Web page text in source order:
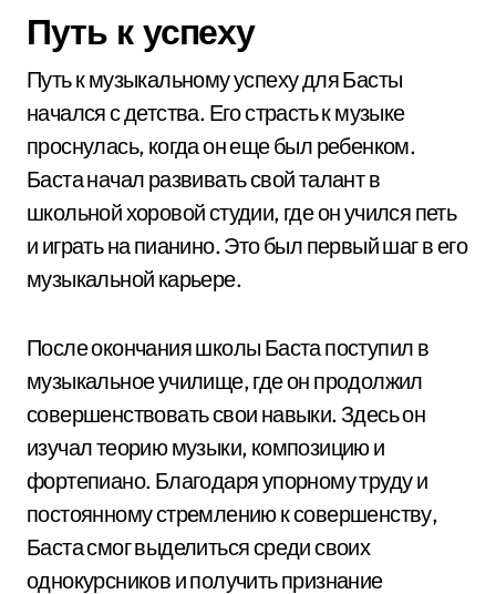
Путь к успеху
Путь к музыкальному успеху для Басты
начался с детства. Его страсть к музыке
проснулась, когда он еще был ребенком.
Баста начал развивать свой талант в
школьной хоровой студии, где он учился петь
и играть на пианино. Это был первый шаг в его
музыкальной карьере.
После окончания школы Баста поступил в
музыкальное училище, где он продолжил
совершенствовать свои навыки. Здесь он
изучал теорию музыки, композицию и
фортепиано. Благодаря упорному труду и
постоянному стремлению к совершенству,
Баста смог выделиться среди своих
однокурсников и получить признание